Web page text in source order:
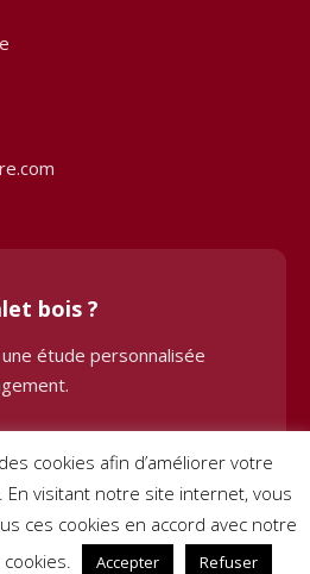
bois ?
étude personnalisée
cookies afin d’améliorer votre
En visitant notre site internet, vous
ces cookies en accord avec notre
Accepter Refuser